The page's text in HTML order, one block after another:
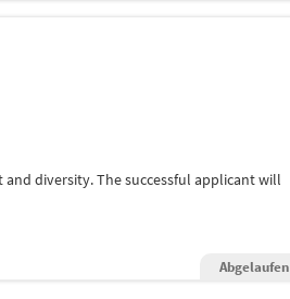
diversity. The successful applicant will
Abgelaufen